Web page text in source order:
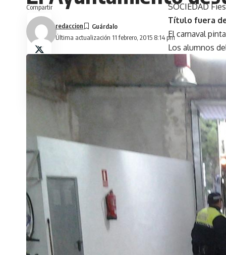
Compartir
SOCIEDAD
Título fuera
El carnaval
Los alumnos
R. D. //
Los ritmos del
pasado viernes
localidad.
Última actualización 11 febrero, 2015 8:14 pm
redaccion